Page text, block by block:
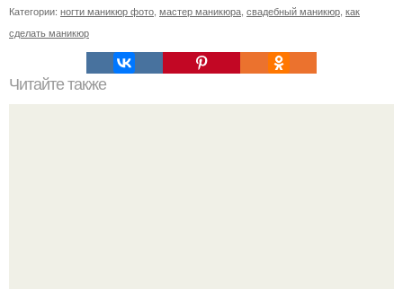
Категории: ногти маникюр фото, мастер маникюра, свадебный маникюр, как
сделать маникюр
Читайте также